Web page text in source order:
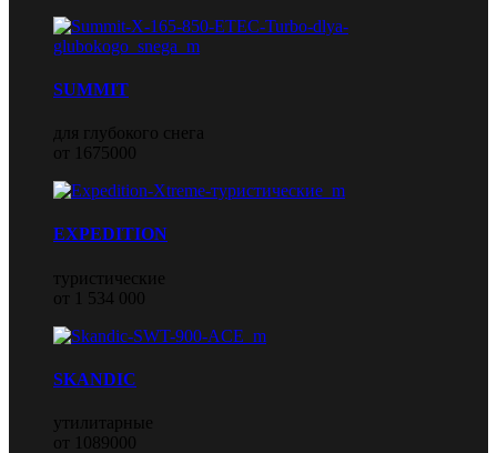
SUMMIT
для глубокого снега
от 1675000
EXPEDITION
туристические
от 1 534 000
SKANDIC
утилитарные
от 1089000